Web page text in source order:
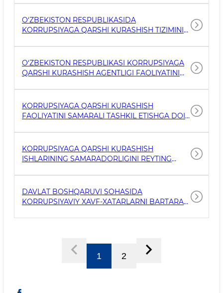
TADBIRLARI TO‘G‘RISIDA (PF-5729)
O‘ZBEKISTON RESPUBLIKASIDA
KORRUPSIYAGA QARSHI KURASHISH TIZIMINI
CHORA-TADBIRLAR TO‘G‘RISIDA (PF-6013)
O‘ZBEKISTON RESPUBLIKASI KORRUPSIYAGA
QARSHI KURASHISH AGENTLIGI FAOLIYATINI
KORRUPSIYAGA QARSHI KURASHISH
FAOLIYATINI SAMARALI TASHKIL ETISHGA DOIR
(PQ-5177)
KORRUPSIYAGA QARSHI KURASHISH
ISHLARINING SAMARADORLIGINI REYTING
TADBIRLARI TO‘G‘RISIDA (PQ-81)
DAVLAT BOSHQARUVI SOHASIDA
KORRUPSIYAVIY XAVF-XATARLARNI BARTARAF
TADBIRLARI TO‘G‘RISIDA (PQ-240)
1 2